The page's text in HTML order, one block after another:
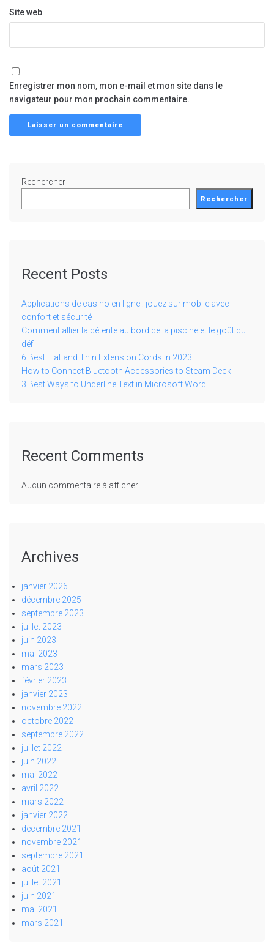
Site web
Enregistrer mon nom, mon e-mail et mon site dans le
navigateur pour mon prochain commentaire.
Rechercher
Rechercher
Recent Posts
Applications de casino en ligne : jouez sur mobile avec
confort et sécurité
Comment allier la détente au bord de la piscine et le goût du
défi
6 Best Flat and Thin Extension Cords in 2023
How to Connect Bluetooth Accessories to Steam Deck
3 Best Ways to Underline Text in Microsoft Word
Recent Comments
Aucun commentaire à afficher.
Archives
janvier 2026
décembre 2025
septembre 2023
juillet 2023
juin 2023
mai 2023
mars 2023
février 2023
janvier 2023
novembre 2022
octobre 2022
septembre 2022
juillet 2022
juin 2022
mai 2022
avril 2022
mars 2022
janvier 2022
décembre 2021
novembre 2021
septembre 2021
août 2021
juillet 2021
juin 2021
mai 2021
mars 2021